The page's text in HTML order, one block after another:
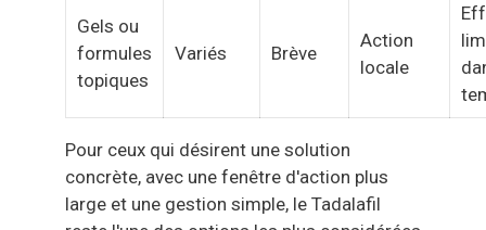
Gels ou
formules
topiques
Variés Brève
Action
locale
Pour ceux qui désirent une solution
concrète, avec une fenêtre d'action plus
large et une gestion simple, le Tadalafil